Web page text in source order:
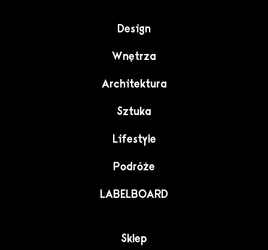
Design
Wnętrza
Architektura
Sztuka
Lifestyle
Podróże
LABELBOARD
Sklep